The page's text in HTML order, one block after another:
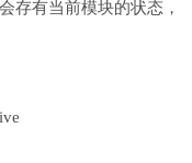
存有当前模块的状态，